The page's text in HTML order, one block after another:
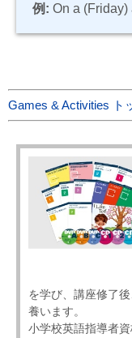
例: On a (Friday)
Games & Activities ト
を学び、講座修了
養います。
小学校英語指導者